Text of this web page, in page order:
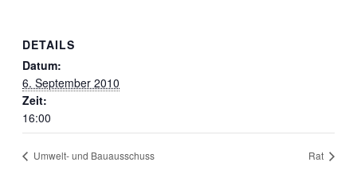
DETAILS
Datum:
6. September 2010
Zeit:
16:00
Umwelt- und Bauausschuss Rat